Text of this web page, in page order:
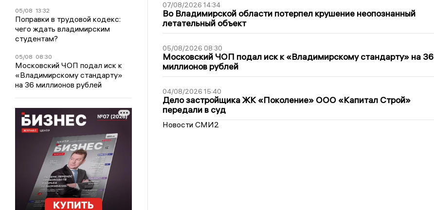
05/08 13:32
Поправки в трудовой кодекс:
чего ждать владимирским
студентам?
05/08 08:30
Московский ЧОП подал иск к
«Владимирскому стандарту»
на 36 миллионов рублей
07/08/2026 14:34
Во Владимирской области потерпел крушение неопознанный
летательный объект
05/08/2026 08:30
Московский ЧОП подал иск к «Владимирскому стандарту» на 36
миллионов рублей
04/08/2026 15:40
Дело застройщика ЖК «Поколение» ООО «Капитал Строй»
передали в суд
Новости СМИ2